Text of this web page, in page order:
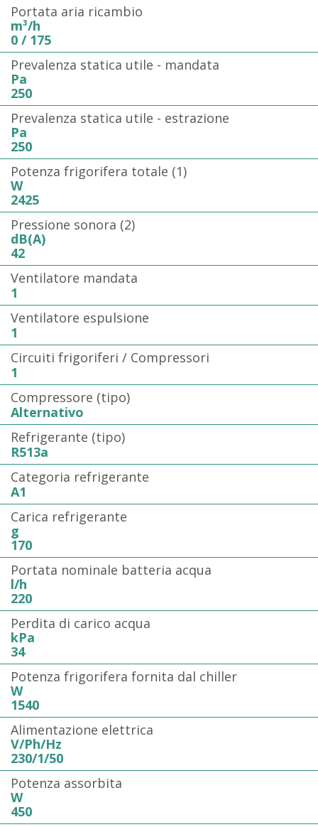
Portata aria ricambio
m³/h
0 / 175
Prevalenza statica utile - mandata
Pa
250
Prevalenza statica utile - estrazione
Pa
250
Potenza frigorifera totale (1)
W
2425
Pressione sonora (2)
dB(A)
42
Ventilatore mandata
1
Ventilatore espulsione
1
Circuiti frigoriferi / Compressori
1
Compressore (tipo)
Alternativo
Refrigerante (tipo)
R513a
Categoria refrigerante
A1
Carica refrigerante
g
170
Portata nominale batteria acqua
l/h
220
Perdita di carico acqua
kPa
34
Potenza frigorifera fornita dal chiller
W
1540
Alimentazione elettrica
V/Ph/Hz
230/1/50
Potenza assorbita
W
450